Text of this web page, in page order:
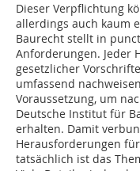
Dieser Verpflichtung
allerdings auch kaum
Baurecht stellt in
Anforderungen. Jeder
gesetzlicher
umfassend
Voraussetzung, um
Deutsche Institut für
erhalten. Damit
Herausforderungen
tatsächlich ist das